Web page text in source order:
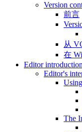
Version
前言
从
在
Editor introduction
Editor's
The